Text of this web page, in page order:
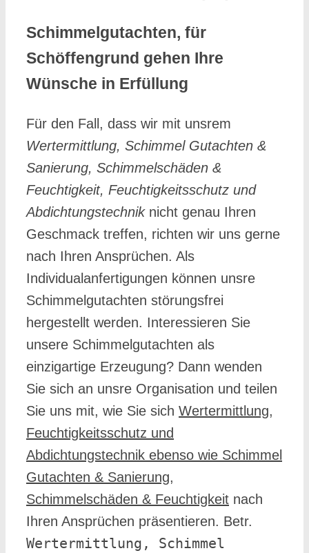
Schimmelgutachten, für
Schöffengrund gehen Ihre
Wünsche in Erfüllung
Für den Fall, dass wir mit unsrem
Wertermittlung, Schimmel Gutachten &
Sanierung, Schimmelschäden &
Feuchtigkeit, Feuchtigkeitsschutz und
Abdichtungstechniknicht genau Ihren
Geschmack treffen, richten wir uns gerne
nach Ihren Ansprüchen. Als
Individualanfertigungen können unsre
Schimmelgutachten störungsfrei
hergestellt werden. Interessieren Sie
unsere Schimmelgutachten als
einzigartige Erzeugung? Dann wenden
Sie sich an unsre Organisation und teilen
Sie uns mit, wie Sie sich Wertermittlung,
Feuchtigkeitsschutz und
Abdichtungstechnik ebenso wie Schimmel
Gutachten & Sanierung,
Schimmelschäden & Feuchtigkeit nach
Ihren Ansprüchen präsentieren. Betr.
Wertermittlung, Schimmel